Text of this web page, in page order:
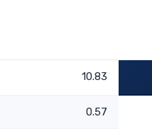
10.83
0.57